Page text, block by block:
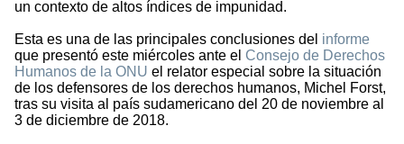
un contexto de altos índices de impunidad.
Esta es una de las principales conclusiones del informe
que presentó este miércoles ante el Consejo de Derechos
Humanos de la ONU el relator especial sobre la situación
de los defensores de los derechos humanos, Michel Forst,
tras su visita al país sudamericano del 20 de noviembre al
3 de diciembre de 2018.